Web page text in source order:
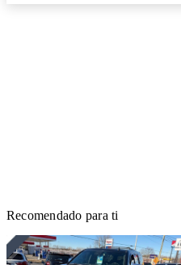
Recomendado para ti